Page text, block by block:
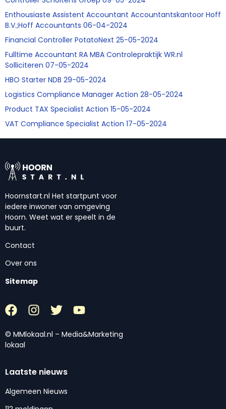
Enthousiaste Assistent Accountant Accountantskantoor Hoff
B.V.;Hoff Accountants 06-04-2024
Financial Controller PotatoNext 25-05-2024
Fulltime Accountant RA MBA Controlepraktijk WR.nl
Solliciteren 07-05-2024
HBO Starter NDB 29-05-2024
Logistics Compliance Manager Action 28-05-2024
Product TAX Specialist Action 15-05-2024
VAT Compliance Specialist Action 17-05-2024
Hoornstart.nl Het startpunt voor
iedere inwoner van omgeving
Hoorn. Weet wat er speelt in de
buurt.
Contact
Over ons
Sitemap
© MMlokaal.nl – Media&Marketing
lokaal
Laatste nieuws
Algemeen Nieuws